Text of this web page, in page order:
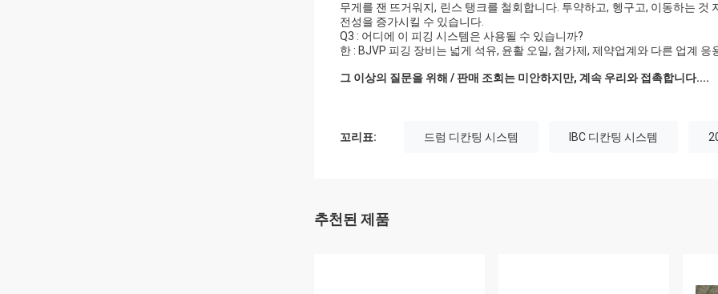
무게를 잰 뜨거워지, 린스 탱크를 철회합니다. 투약하고, 헹구고, 이동하는
전성을 증가시킬 수 있습니다.
Q3 : 어디에 이 피깅 시스템은 사용될 수 있습니까?
한 : BJVP 피깅 장비는 넓게 석유, 윤활 오일, 첨가제, 제약업계와 다른 업계 응
그 이상의 질문을 위해 / 판매 조회는 미안하지만, 계속 우리와 접촉합니다....
꼬리표: 드럼 디칸팅 시스템 IBC 디칸팅 시스템
추천된 제품